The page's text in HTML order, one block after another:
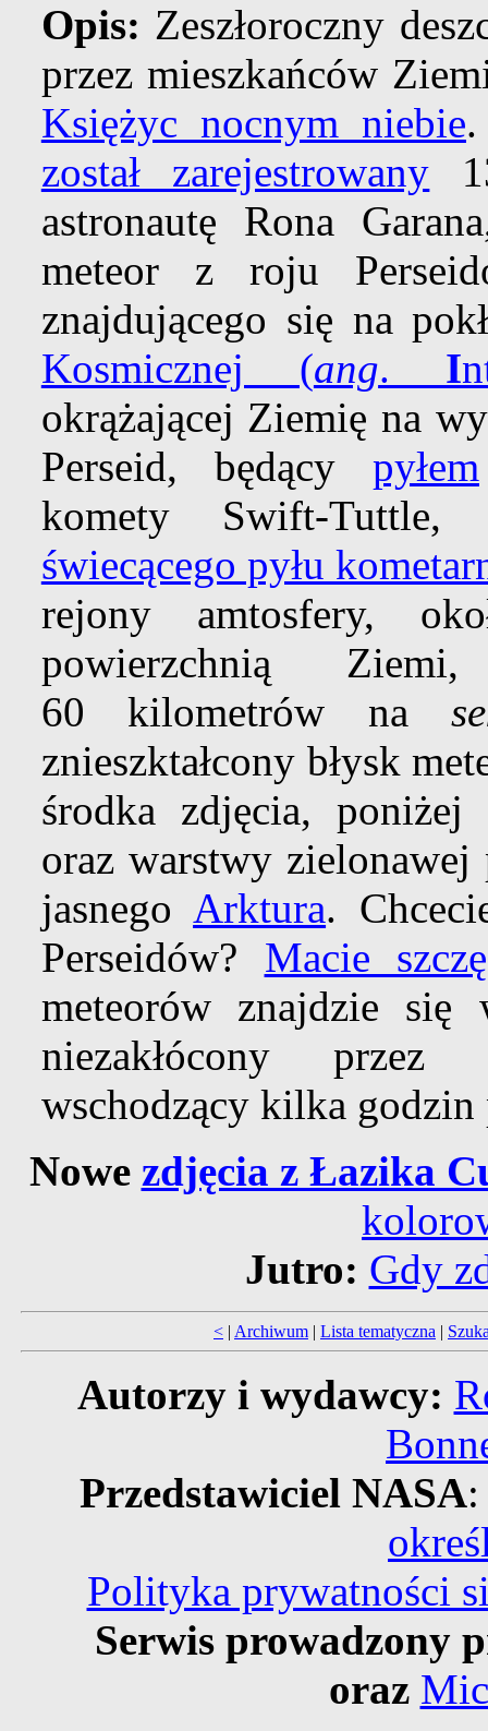
Opis: Zeszłoroczny
przez mieszkańców
Księżyc nocnym niebie
został zarejestrowany
astronautę Rona
meteor z roju
znajdującego się na
Kosmicznej (ang. I
okrążającej Ziemię na
Perseid, będący pyłem
komety Swift-
świecącego pyłu
rejony amtosfery,
powierzchnią
60 kilometrów na
znieszktałcony błysk
środka zdjęcia,
oraz warstwy zielonawej
jasnego Arktura.
Perseidów? Macie
meteorów znajdzie
niezakłócony
wschodzący kilka godzin
Nowe zdjęcia z Łazika
Jutro: Gdy
< | Archiwum | Lista tematyczna |
Autorzy i wydawcy:
Przedstawiciel NASA
Polityka prywatności
Serwis prowadzony
oraz